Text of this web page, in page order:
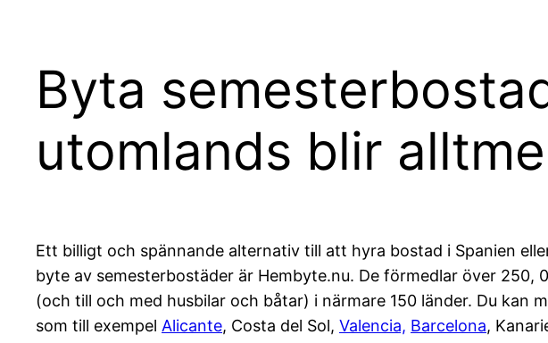
Byta
utomlands blir
Ett billigt och spännande alternativ till att hyra bostad i Spanien
byte av semesterbostäder är Hembyte.nu. De förmedlar över
(och till och med husbilar och båtar) i närmare 150 länder. Du kan
som till exempel Alicante, Costa del Sol, Valencia, Barcelona,